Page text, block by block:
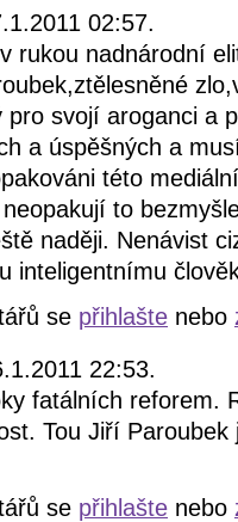
02:57.
rukou nadnárodní
pro svojí aroganci a
a úspěšných a
této
to
naději. Nenávist
inteligentnímu
se přihlašte nebo
22:53.
fatálních reforem.
Tou Jiří
se přihlašte nebo